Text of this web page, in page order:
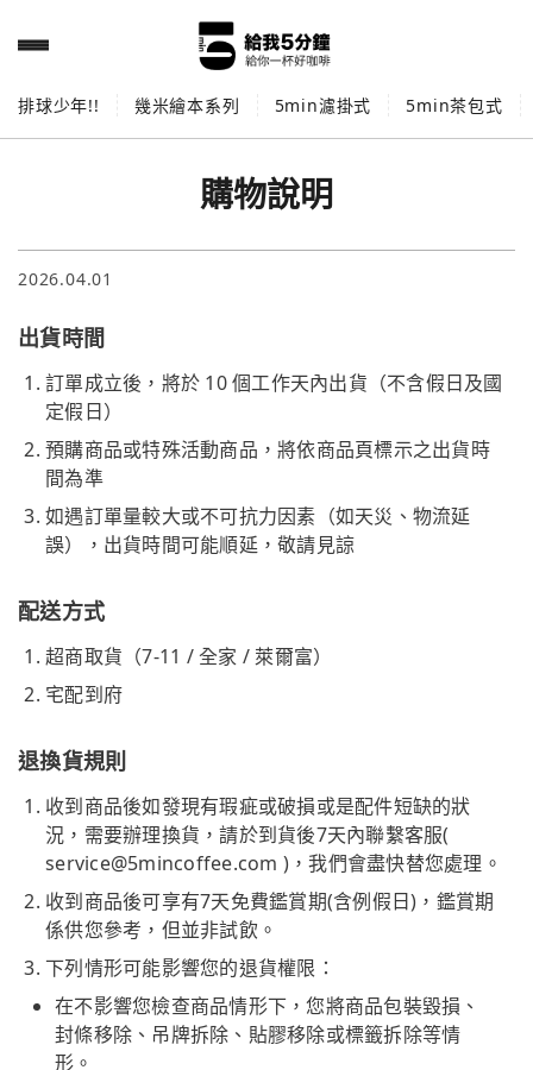
排球少年!! 幾米繪本系列 5min濾掛式 5min茶包式
購物說明
2026.04.01
出貨時間
訂單成立後，將於 10 個工作天內出貨（不含假日及國
定假日）
預購商品或特殊活動商品，將依商品頁標示之出貨時
間為準
如遇訂單量較大或不可抗力因素（如天災、物流延
誤），出貨時間可能順延，敬請見諒
配送方式
超商取貨（7-11 / 全家 / 萊爾富）
宅配到府
退換貨規則
收到商品後如發現有瑕疵或破損或是配件短缺的狀
況，需要辦理換貨，請於到貨後7天內聯繫客服(
service@5mincoffee.com )，我們會盡快替您處理。
收到商品後可享有7天免費鑑賞期(含例假日)，鑑賞期
係供您參考，但並非試飲。
下列情形可能影響您的退貨權限：
在不影響您檢查商品情形下，您將商品包裝毀損、
封條移除、吊牌拆除、貼膠移除或標籤拆除等情
形。